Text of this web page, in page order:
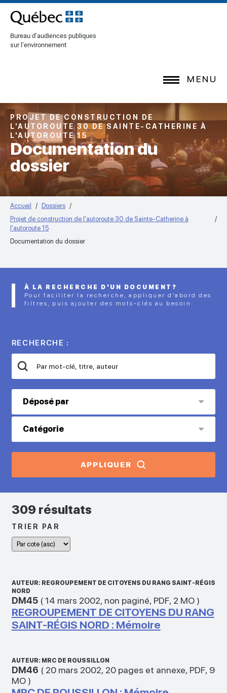
[Common.SkipToContent]
Bureau d’audiences publiques
sur l’environnement
MENU
PROJET DE CONSTRUCTION DE
L'AUTOROUTE 30 DE SAINTE-CATHERINE À
L'AUTOROUTE 15
Documentation du
dossier
Accueil
Dossiers
Projet de construction de l'autoroute 30 de Sainte-Catherine à
l'autoroute 15
Documentation du dossier
À LA RECHERCHE D'UN DOCUMENT?
Pour faciliter la recherche, appliquer d’abord des
filtres, puis ajouter des mots-clés au besoin.
RECHERCHE :
Déposé par
Catégorie
APPLIQUER
309 résultats
TRIER PAR
AUTEUR: REGROUPEMENT DE CITOYENS DU RANG SAINT-RÉGIS
NORD
DM45(14 mars 2002, non paginé, PDF, 2 MO)
REGROUPEMENT DE CITOYENS DU RANG
SAINT-RÉGIS NORD : Mémoire
AUTEUR: MRC DE ROUSSILLON
DM46 ( 20 mars 2002, 20 pages et annexe, PDF, 9
MO)